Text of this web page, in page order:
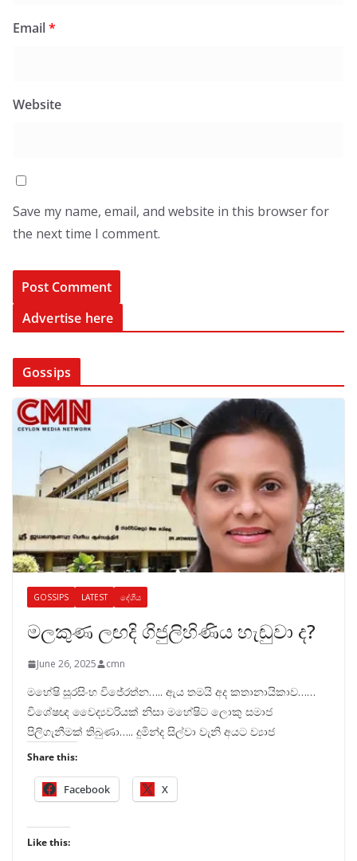
Email*
Website
Save my name, email, and website in this browser for
the next time I comment.
Advertise here
Gossips
GOSSIPS LATEST දේශීය
මලකුණ ලඟදි ගිජුලිහිණිය හැඬුවා ද?
June 26, 2025 cmn
මහේෂි සූරසිංහ විජේරත්න….. ඇය තමයි අද කතානායිකාව……
විශේෂඥ වෛද්‍යවරියක් නිසා මහේෂිට ලොකු සමාජ
පිලිගැනීමක් තිබුණා….. දුමින්ද සිල්වා වැනි අයට ව්‍යාජ
Share this:
Facebook X
Like this: